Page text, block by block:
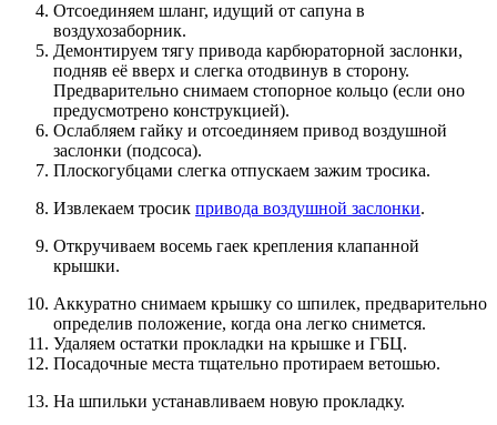
Отсоединяем шланг, идущий от сапуна в
воздухозаборник.
Демонтируем тягу привода карбюраторной заслонки,
подняв её вверх и слегка отодвинув в сторону.
Предварительно снимаем стопорное кольцо (если оно
предусмотрено конструкцией).
Ослабляем гайку и отсоединяем привод воздушной
заслонки (подсоса).
Плоскогубцами слегка отпускаем зажим тросика.
Извлекаем тросик привода воздушной заслонки.
Откручиваем восемь гаек крепления клапанной
крышки.
Аккуратно снимаем крышку со шпилек, предварительно
определив положение, когда она легко снимется.
Удаляем остатки прокладки на крышке и ГБЦ.
Посадочные места тщательно протираем ветошью.
На шпильки устанавливаем новую прокладку.